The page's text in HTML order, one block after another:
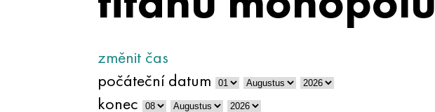
změnit čas
počáteční datum
konec